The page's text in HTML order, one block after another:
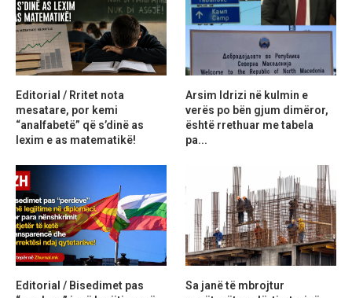
Editorial / Rritet nota
mesatare, por kemi
“analfabetë” që s’dinë as
lexim e as matematikë!
Arsim Idrizi në kulmin e
verës po bën gjum dimëror,
është rrethuar me tabela
pa...
Editorial / Bisedimet pas
Sa janë të mbrojtur